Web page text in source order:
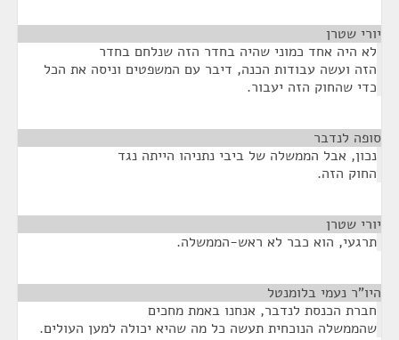
יורי שטרן
לא היה אחד כמוני שהיה בחדר הזה שנלחם בחדר
הזה ועשה עבודות הכנה, דיבר עם המשפטים וניסה את הכל
כדי שהחוק הזה יעבור.
סופה לנדבר
נכון, אבל הממשלה של ביבי נתניהו הייתה נגד
החוק הזה.
יורי שטרן
תרגעי, הוא כבר לא ראש-הממשלה.
היו"ר נעמי בלומנטל
חברת הכנסת לנדבר, אנחנו באמת מחכים
שהממשלה הנוכחית תעשה כל מה שהיא יכולה למען העולים.